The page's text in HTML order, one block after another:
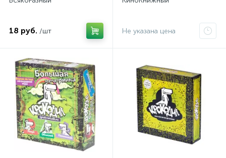
18 руб. /шт Не указана цена